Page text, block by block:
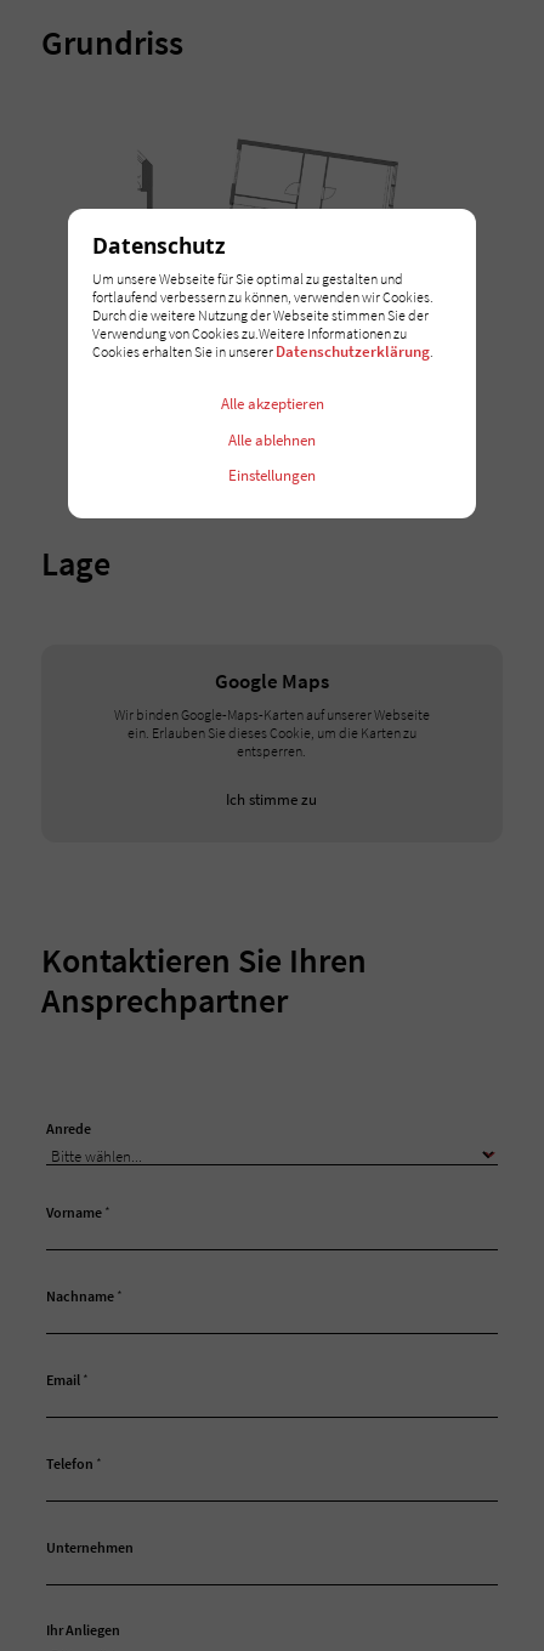
Grundriss
Lage
Google Maps
Wir binden Google-Maps-Karten auf unserer Webseite
ein. Erlauben Sie dieses Cookie, um die Karten zu
entsperren.
Ich stimme zu
Kontaktieren Sie Ihren
Ansprechpartner
Anrede
Vorname *
Nachname *
Email *
Telefon *
Unternehmen
Ihr Anliegen
Datenschutz
Um unsere Webseite für Sie optimal zu gestalten und
fortlaufend verbessern zu können, verwenden wir Cookies.
Durch die weitere Nutzung der Webseite stimmen Sie der
Verwendung von Cookies zu.Weitere Informationen zu
Cookies erhalten Sie in unserer Datenschutzerklärung.
Einstellungen
Alle ablehnen
Alle akzeptieren